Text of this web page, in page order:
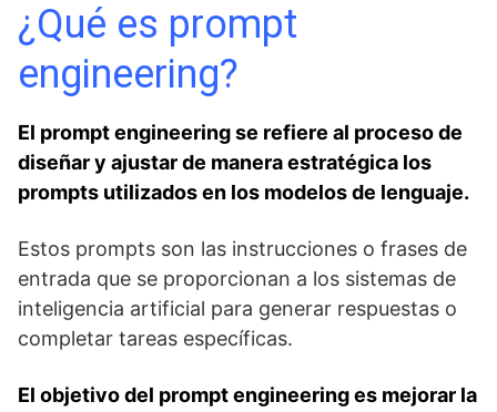
¿Qué es prompt
engineering?
El prompt engineering se refiere al proceso de
diseñar y ajustar de manera estratégica los
prompts utilizados en los modelos de lenguaje.
Estos prompts son las instrucciones o frases de
entrada que se proporcionan a los sistemas de
inteligencia artificial para generar respuestas o
completar tareas específicas.
El objetivo del prompt engineering es mejorar la